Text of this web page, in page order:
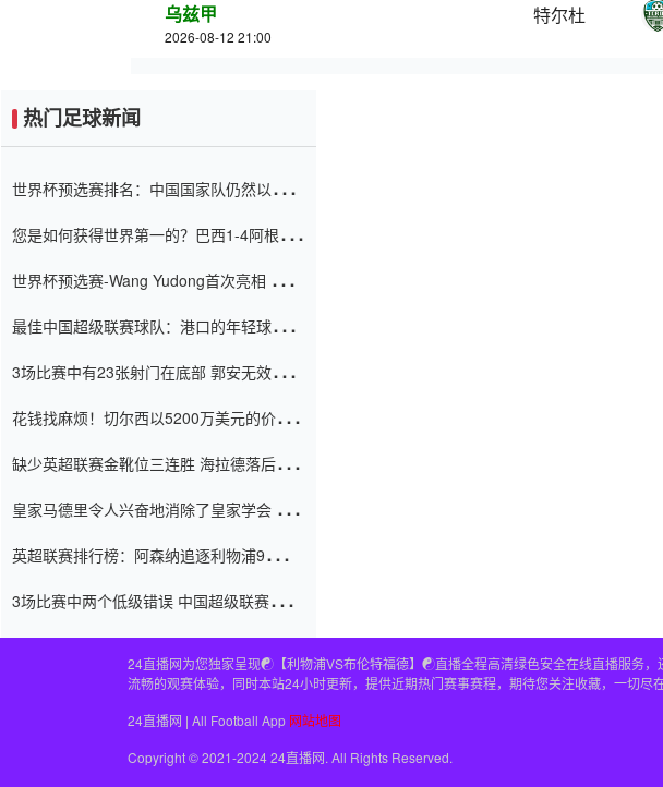
乌兹甲
2026-08-12 21:00
特尔杜
热门足球新闻
世界杯预选赛排名：中国国家队仍然以6分
您是如何获得世界第一的？巴西1-4阿根
世界杯预选赛-Wang Yudong首次亮相 中国
最佳中国超级联赛球队：港口的年轻球员在
（Taishan）
3场比赛中有23张射门在底部 郭安无效传球
花钱找麻烦！切尔西以5200万美元的价格
窗口
缺少英超联赛金靴位三连胜 海拉德落后6球
皇家马德里令人兴奋地消除了皇家学会 安
英超联赛排行榜：阿森纳追逐利物浦9分 曼
3场比赛中两个低级错误 中国超级联赛的前
24直播网为您独家呈现☯️【利物浦VS布伦特福德】☯️直播全程高清绿色安全在线直播服务，
流畅的观赛体验，同时本站24小时更新，提供近期热门赛事赛程，期待您关注收藏，一切尽
24直播网 | All Football App 网站地图
Copyright © 2021-2024 24直播网. All Rights Reserved.